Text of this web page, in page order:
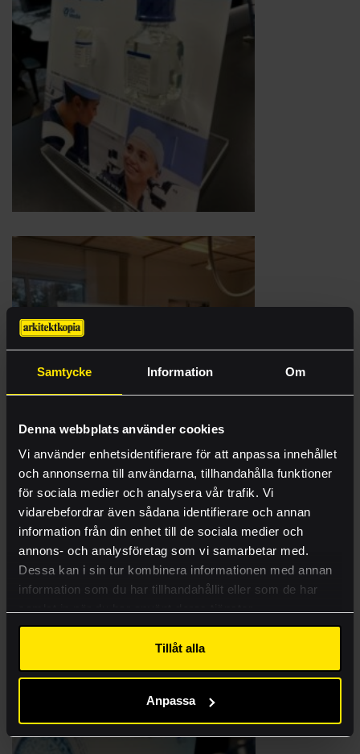
Samtycke Information Om
Denna webbplats använder cookies
Vi använder enhetsidentifierare för att anpassa innehållet
och annonserna till användarna, tillhandahålla funktioner
för sociala medier och analysera vår trafik. Vi
vidarebefordrar även sådana identifierare och annan
information från din enhet till de sociala medier och
annons- och analysföretag som vi samarbetar med.
Dessa kan i sin tur kombinera informationen med annan
information som du har tillhandahållit eller som de har
Tillåt alla
Anpassa
E-handel
Offert
Produkter
Tjänster
Ritningsbeställning
Case
Kontakt
Visa mer
Lämna rätt material